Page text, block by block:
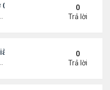
0
Trả lời
nhất thế giới
0
Trả lời